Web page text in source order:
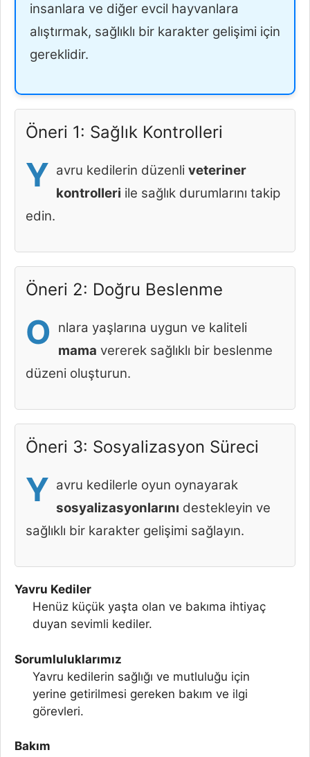
insanlara ve diğer evcil hayvanlara
alıştırmak, sağlıklı bir karakter gelişimi için
gereklidir.
Öneri 1: Sağlık Kontrolleri
Y avru kedilerin düzenli veteriner
kontrolleri ile sağlık durumlarını takip
edin.
Öneri 2: Doğru Beslenme
O nlara yaşlarına uygun ve kaliteli
mama vererek sağlıklı bir beslenme
düzeni oluşturun.
Öneri 3: Sosyalizasyon Süreci
Y avru kedilerle oyun oynayarak
sosyalizasyonlarını destekleyin ve
sağlıklı bir karakter gelişimi sağlayın.
Yavru Kediler
Henüz küçük yaşta olan ve bakıma ihtiyaç
duyan sevimli kediler.
Sorumluluklarımız
Yavru kedilerin sağlığı ve mutluluğu için
yerine getirilmesi gereken bakım ve ilgi
görevleri.
Bakım